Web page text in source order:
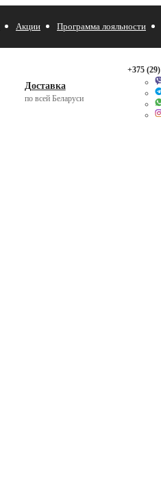
Акции Программа лояльности
Доставка
по всей Беларуси
+375 (29)